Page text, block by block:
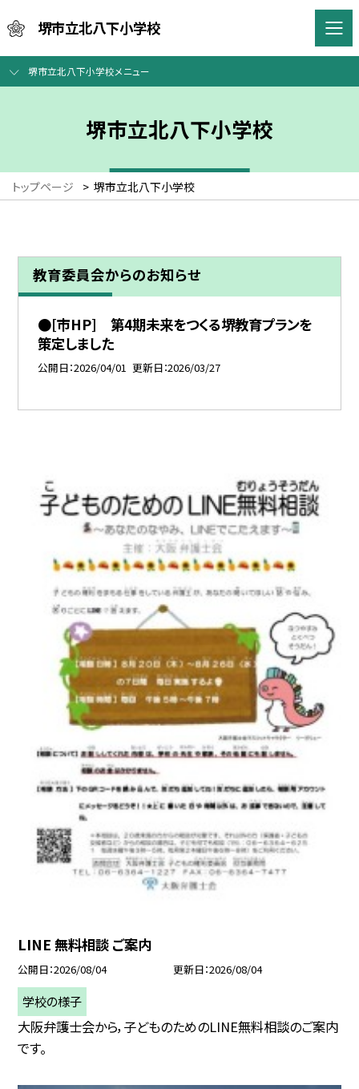
堺市立北八下小学校
堺市立北八下小学校メニュー
堺市立北八下小学校
トップページ > 堺市立北八下小学校
教育委員会からのお知らせ
●[市HP] 第4期未来をつくる堺教育プランを
策定しました
公開日 2026/04/01 更新日 2026/03/27
LINE 無料相談 ご案内
公開日 2026/08/04 更新日 2026/08/04
学校の様子
大阪弁護士会から，子どものためのLINE無料相談のご案内
です。